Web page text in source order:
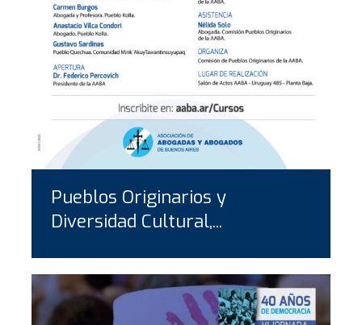
Pueblos Originarios y
Diversidad Cultural,...